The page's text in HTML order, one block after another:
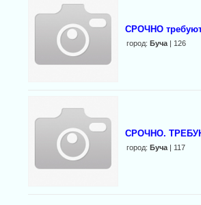
СРОЧНО
город: Буча| 126
СРОЧНО.
город: Буча| 117